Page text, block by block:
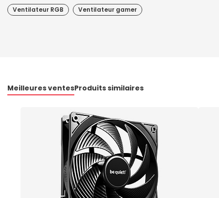
Ventilateur RGB Ventilateur gamer
Meilleures ventesProduits similaires